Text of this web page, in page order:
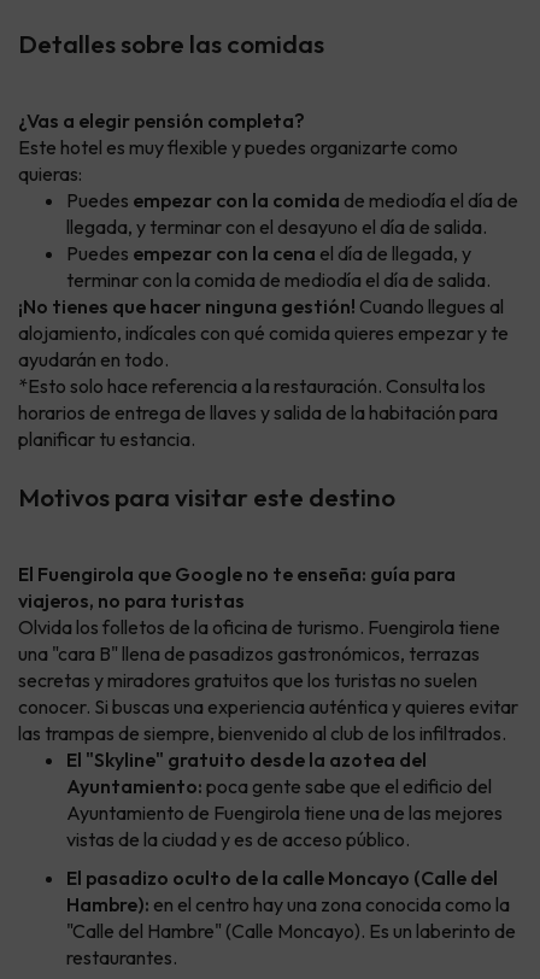
Detalles sobre las comidas
¿Vas a elegir pensión completa?
Este hotel es muy flexible y puedes organizarte como
quieras:
Puedes empezar con la comida de mediodía el día de
llegada, y terminar con el desayuno el día de salida.
Puedes empezar con la cena el día de llegada, y
terminar con la comida de mediodía el día de salida.
¡No tienes que hacer ninguna gestión! Cuando llegues al
alojamiento, indícales con qué comida quieres empezar y te
ayudarán en todo.
*Esto solo hace referencia a la restauración. Consulta los
horarios de entrega de llaves y salida de la habitación para
planificar tu estancia.
Motivos para visitar este destino
El Fuengirola que Google no te enseña: guía para
viajeros, no para turistas
Olvida los folletos de la oficina de turismo. Fuengirola tiene
una "cara B" llena de pasadizos gastronómicos, terrazas
secretas y miradores gratuitos que los turistas no suelen
conocer. Si buscas una experiencia auténtica y quieres evitar
las trampas de siempre, bienvenido al club de los infiltrados.
El "Skyline" gratuito desde la azotea del
Ayuntamiento: poca gente sabe que el edificio del
Ayuntamiento de Fuengirola tiene una de las mejores
vistas de la ciudad y es de acceso público.
El pasadizo oculto de la calle Moncayo (Calle del
Hambre): en el centro hay una zona conocida como la
"Calle del Hambre" (Calle Moncayo). Es un laberinto de
restaurantes.